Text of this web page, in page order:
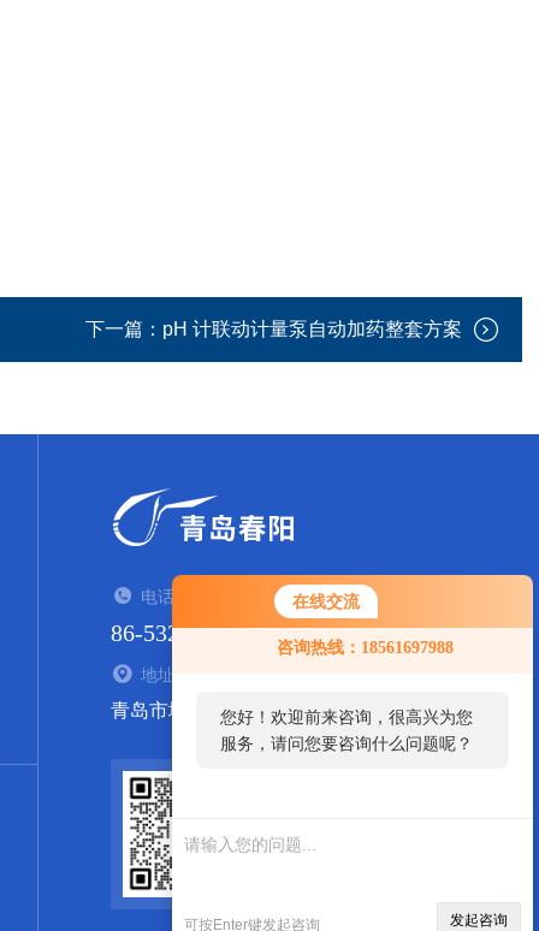
在线交流
咨询热线：18561697988
您好！欢迎前来咨询，很高兴为您
服务，请问您要咨询什么问题呢？
可按Enter键发起咨询 发起咨询
下一篇： pH 计联动计量泵自动加药整套方案
电话：TEL
86-532-84938935
地址：ADDRESS
青岛市城阳区流亭街道西山社区东800米
扫码关注我们